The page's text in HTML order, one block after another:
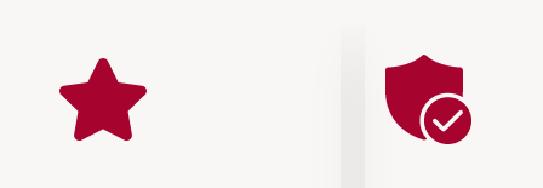
уникальной актёрской игрой, которая передаст
всю глубину и сложность отношений героев. Вы
сможете почувствовать каждую эмоцию, каждую
ноту юмора и любви.